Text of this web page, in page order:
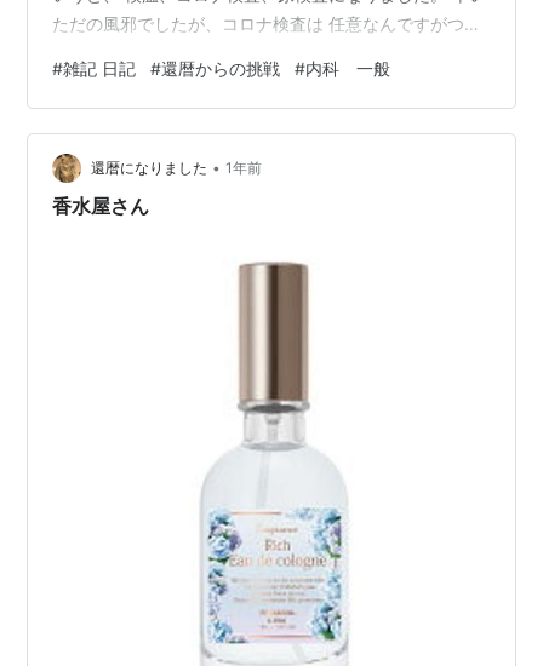
ただの風邪でしたが、コロナ検査は 任意なんですがつい
（汗） 仕方ないけどなんか大げさな気がしました。 この
年になると医療費が 増えるばかりです。 健康に気をつけ
ていても、 風邪を引いたら膝や肘が痛んだり しますね。
加齢と共に身体と付き合っていかないと いけません。 風
邪の時は 【高評価☆不織布マスク】マスク 不織布マスク
#雑記 日記 #還暦からの挑戦 #内科 一般
還暦になりました • 1年前
香水屋さん